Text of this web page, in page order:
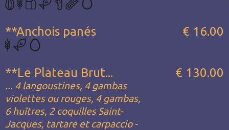
**Anchois panés € 16.00
**Le Plateau Brut...
... 4 langoustines, 4 gambas
violettes ou rouges, 4 gambas,
6 huîtres, 2 coquilles Saint-
Jacques, tartare et carpaccio -
€ 130.00